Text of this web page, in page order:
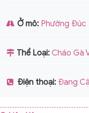
Ở mô: Phường Đúc
Thể Loại: Cháo Gà
Điện thoại: Đang